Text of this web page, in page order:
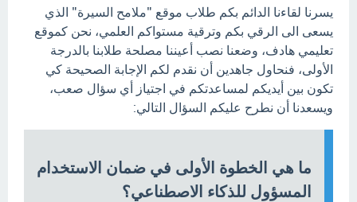
يسرنا لقاءنا الدائم بكم طلاب موقع "ملامح السيرة" الذي
يسعى الى الرقي بكم وترقية مستواكم العلمي، نحن كموقع
تعليمي هادف، وضعنا نصب أعيننا مصلحة طلابنا بالدرجة
الأولى، فنحاول جاهدين أن نقدم لكم الإجابة الصحيحة كي
تكون بين أيديكم لمساعدتكم في اجتياز أي سؤال صعب،
ويسعدنا أن نطرح عليكم السؤال التالي:
ما هي الخطوة الأولى في ضمان الاستخدام
المسؤول للذكاء الاصطناعي؟